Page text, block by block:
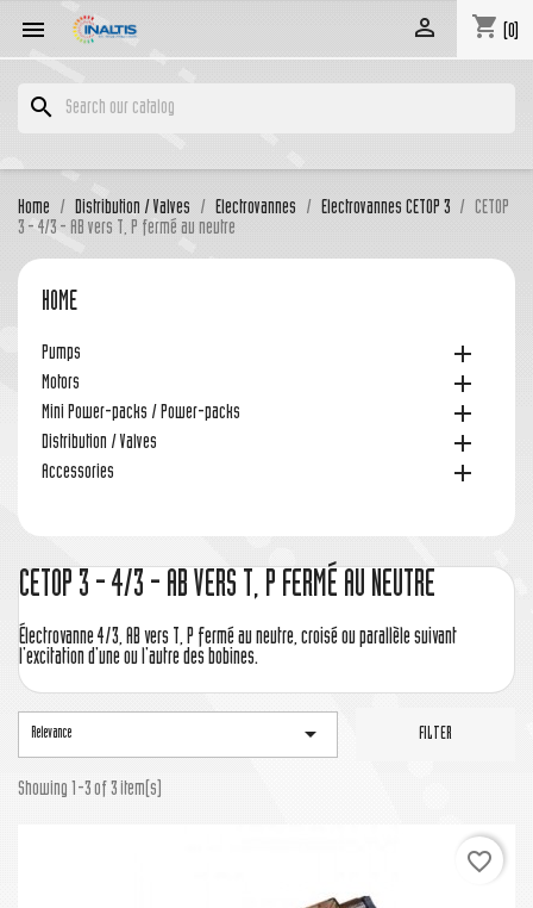
 shopping_cart (0)

search
Home Distribution / Valves Electrovannes Electrovannes CETOP 3
CETOP
3 - 4/3 - AB vers T, P fermé au neutre
HOME
Pumps 
Motors 
Mini Power-packs / Power-packs 
Distribution / Valves 
Accessories 
CETOP 3 - 4/3 - AB VERS T, P FERMÉ AU NEUTRE
Électrovanne 4/3, AB vers T, P fermé au neutre, croisé ou parallèle suivant
l'excitation d'une ou l'autre des bobines.
Relevance  FILTER
Showing 1-3 of 3 item(s)
favorite_border